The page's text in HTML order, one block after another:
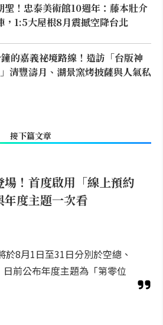
聖！忠泰美術館10週年：藤本壯介
，1:5大屋根8月震撼空降台北
的嘉義祕境路線！造訪「台版神
清豐濤月、湖景窯烤披薩與人氣私
接下篇文章
！首度啟用「線上預約
度主題一次看
於8月1日至31日分別於空總、
前公布年度主題為「第零位